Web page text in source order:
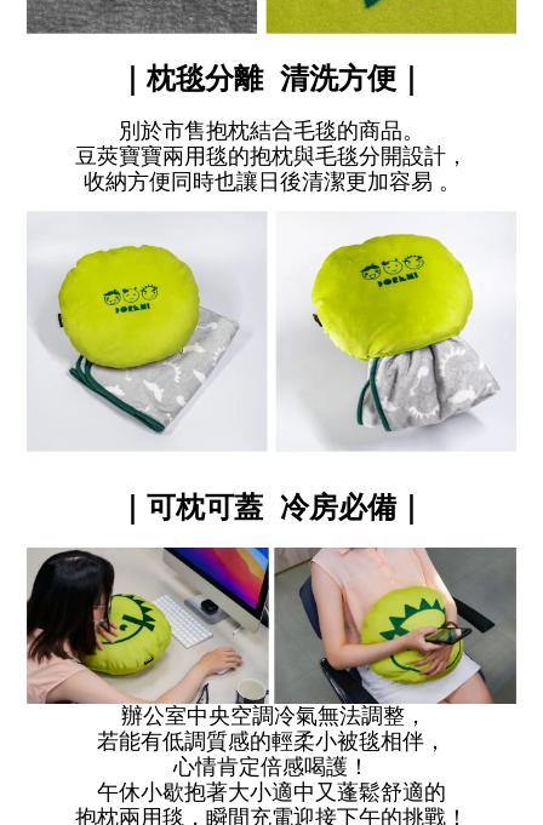
｜枕毯分離清洗方便
別於市售抱枕結合毛毯的商品。
豆莢寶寶兩用毯的抱枕與毛毯分開設計，
收納方便同時也讓日後清潔更加容易 。
可枕可蓋 冷房必備｜
辦公室中央空調冷氣無法調整 ，
若能有低調質感的輕柔小被毯相伴，
心情肯定倍感喝護！
午休小歇抱著大小適中又蓬鬆舒適的
抱枕兩用毯，瞬間充電迎接下午的挑戰！